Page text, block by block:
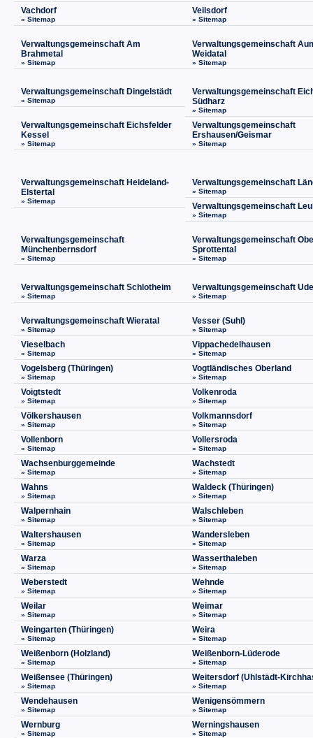
Vachdorf
» Sitemap
Veilsdorf
» Sitemap
Verwaltungsgemeinschaft Am
Brahmetal
» Sitemap
Verwaltungsgemeinschaft
Weidatal
» Sitemap
Verwaltungsgemeinschaft Dingelstädt
» Sitemap
Verwaltungsgemeinschaft
Südharz
» Sitemap
Verwaltungsgemeinschaft Eichsfelder
Kessel
» Sitemap
Verwaltungsgemeinschaft
Ershausen/Geismar
» Sitemap
Verwaltungsgemeinschaft Heideland-
Elstertal
» Sitemap
Verwaltungsgemeinschaft
» Sitemap
Verwaltungsgemeinschaft
» Sitemap
Verwaltungsgemeinschaft
Münchenbernsdorf
» Sitemap
Verwaltungsgemeinschaft
Sprottental
» Sitemap
Verwaltungsgemeinschaft Schlotheim
» Sitemap
Verwaltungsgemeinschaft
» Sitemap
Verwaltungsgemeinschaft Wieratal
» Sitemap
Vesser (Suhl)
» Sitemap
Vieselbach
» Sitemap
Vippachedelhausen
» Sitemap
Vogelsberg (Thüringen)
» Sitemap
Vogtländisches Oberland
» Sitemap
Voigtstedt
» Sitemap
Volkenroda
» Sitemap
Völkershausen
» Sitemap
Volkmannsdorf
» Sitemap
Vollenborn
» Sitemap
Vollersroda
» Sitemap
Wachsenburggemeinde
» Sitemap
Wachstedt
» Sitemap
Wahns
» Sitemap
Waldeck (Thüringen)
» Sitemap
Walpernhain
» Sitemap
Walschleben
» Sitemap
Waltershausen
» Sitemap
Wandersleben
» Sitemap
Warza
» Sitemap
Wasserthaleben
» Sitemap
Weberstedt
» Sitemap
Wehnde
» Sitemap
Weilar
» Sitemap
Weimar
» Sitemap
Weingarten (Thüringen)
» Sitemap
Weira
» Sitemap
Weißenborn (Holzland)
» Sitemap
Weißenborn-Lüderode
» Sitemap
Weißensee (Thüringen)
» Sitemap
Weitersdorf (Uhlstädt-
» Sitemap
Wendehausen
» Sitemap
Wenigensömmern
» Sitemap
Wernburg
» Sitemap
Werningshausen
» Sitemap